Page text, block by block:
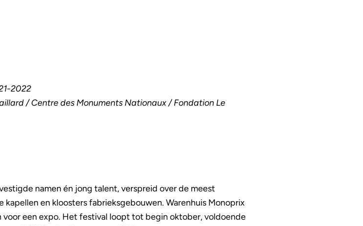
2022
/ Centre des Monuments Nationaux / Fondation Le
namen én jong talent, verspreid over de meest
kapellen en kloosters fabrieksgebouwen. Warenhuis Monoprix
een expo. Het festival loopt tot begin oktober, voldoende